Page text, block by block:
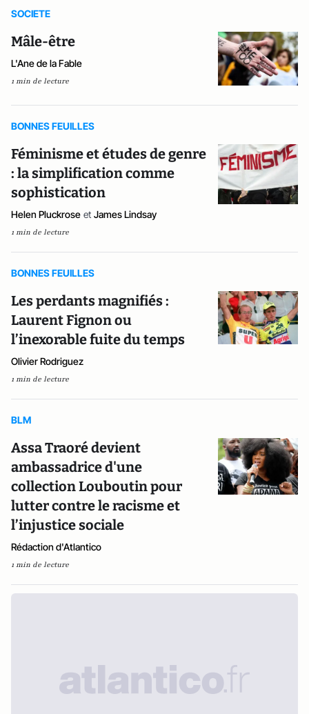
SOCIETE
Mâle-être
L'Ane de la Fable
1 min de lecture
BONNES FEUILLES
Féminisme et études de genre
: la simplification comme
sophistication
Helen Pluckrose et James Lindsay
1 min de lecture
BONNES FEUILLES
Les perdants magnifiés :
Laurent Fignon ou
l’inexorable fuite du temps
Olivier Rodriguez
1 min de lecture
BLM
Assa Traoré devient
ambassadrice d'une
collection Louboutin pour
lutter contre le racisme et
l’injustice sociale
Rédaction d'Atlantico
1 min de lecture